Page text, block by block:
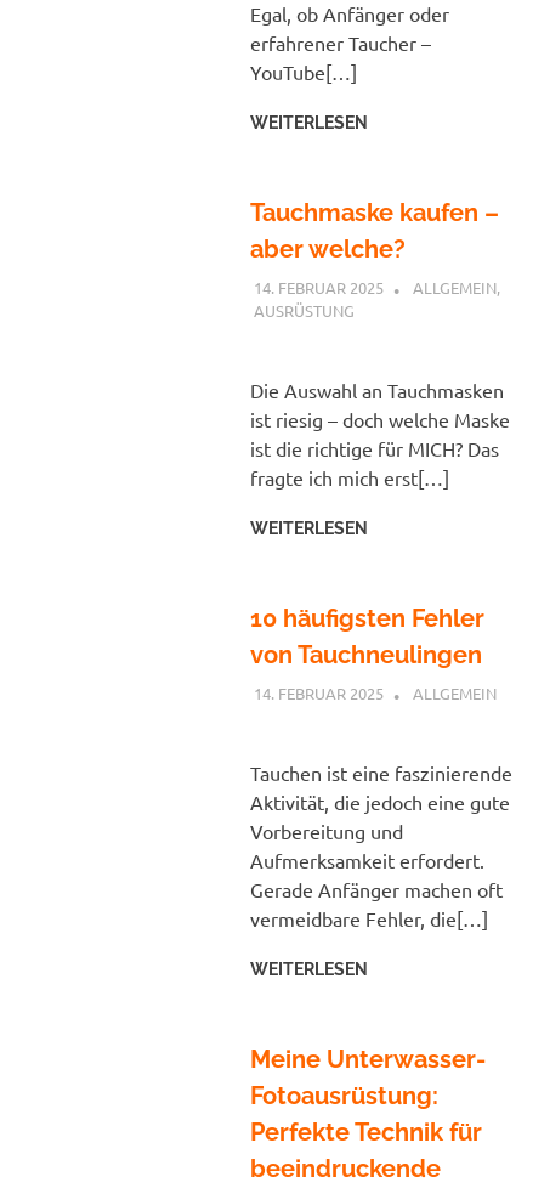
Egal, ob Anfänger oder
erfahrener Taucher –
YouTube[…]
WEITERLESEN
Tauchmaske kaufen –
aber welche?
14. FEBRUAR 2025 PETER
ALLGEMEIN,
AUSRÜSTUNG
Die Auswahl an Tauchmasken
ist riesig – doch welche Maske
ist die richtige für MICH? Das
fragte ich mich erst[…]
WEITERLESEN
10 häufigsten Fehler
von Tauchneulingen
14. FEBRUAR 2025 PETER
ALLGEMEIN
Tauchen ist eine faszinierende
Aktivität, die jedoch eine gute
Vorbereitung und
Aufmerksamkeit erfordert.
Gerade Anfänger machen oft
vermeidbare Fehler, die[…]
WEITERLESEN
Meine Unterwasser-
Fotoausrüstung:
Perfekte Technik für
beeindruckende